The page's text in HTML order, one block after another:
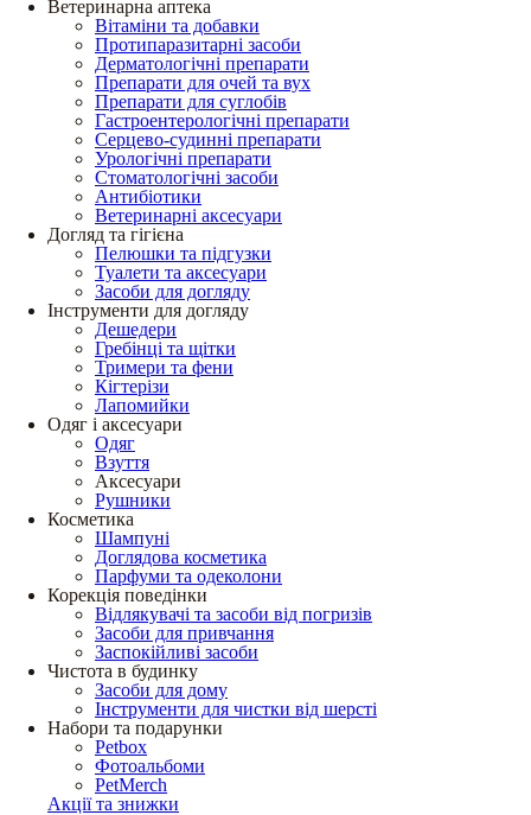
Ветеринарна аптека
Вітаміни та добавки
Протипаразитарні засоби
Дерматологічні препарати
Препарати для очей та вух
Препарати для суглобів
Гастроентерологічні препарати
Серцево-судинні препарати
Урологічні препарати
Стоматологічні засоби
Антибіотики
Ветеринарні аксесуари
Догляд та гігієна
Пелюшки та підгузки
Туалети та аксесуари
Засоби для догляду
Інструменти для догляду
Дешедери
Гребінці та щітки
Тримери та фени
Кігтерізи
Лапомийки
Одяг і аксесуари
Одяг
Взуття
Аксесуари
Рушники
Косметика
Шампуні
Доглядова косметика
Парфуми та одеколони
Корекція поведінки
Відлякувачі та засоби від погризів
Засоби для привчання
Заспокійливі засоби
Чистота в будинку
Засоби для дому
Інструменти для чистки від шерсті
Набори та подарунки
Petbox
Фотоальбоми
PetMerch
Акції та знижки